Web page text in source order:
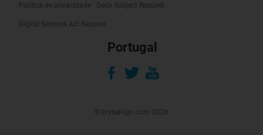
Política de privacidade Data Subject Request
Digital Services Act Request
Portugal
© Invisalign.com 2026